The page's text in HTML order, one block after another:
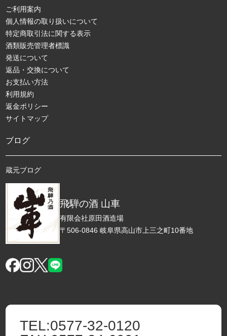
飛騨の酒 山車
有限会社原田酒造場
〒506-0846 岐阜県高山市上三之町10番地
ご利用案内
個人情報の取り扱いについて
特定商取引法に関する表示
酒類販売管理者標識
発送について
返品・交換について
お支払い方法
利用規約
返金ポリシー
サイトマップ
ブログ
蔵元ブログ
TEL:0577-32-0120